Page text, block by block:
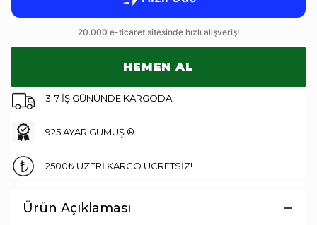
HEMEN AL
3-7 İŞ GÜNÜNDE KARGODA!
925 AYAR GÜMÜŞ ®
2500₺ ÜZERİ KARGO ÜCRETSİZ!
Ürün Açıklaması